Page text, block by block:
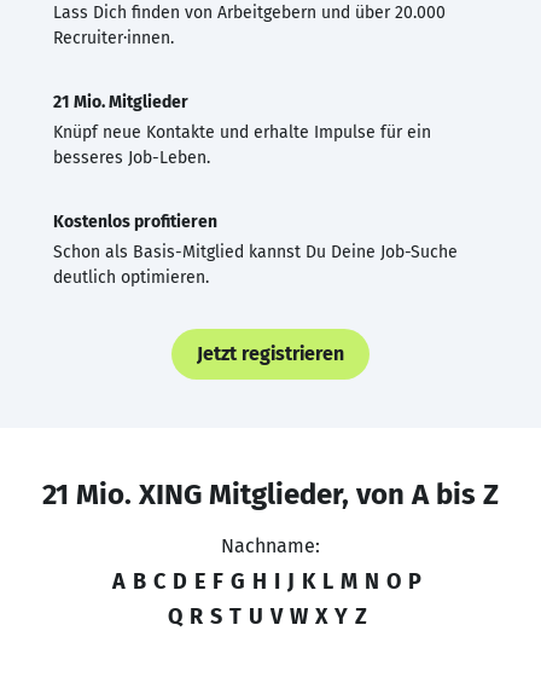
Lass Dich finden von Arbeitgebern und über 20.000
Recruiter·innen.
21 Mio. Mitglieder
Knüpf neue Kontakte und erhalte Impulse für ein
besseres Job-Leben.
Kostenlos profitieren
Schon als Basis-Mitglied kannst Du Deine Job-Suche
deutlich optimieren.
Jetzt registrieren
21 Mio. XING Mitglieder, von A bis Z
Nachname:
A B C D E F G H I J K L M N O P
Q R S T U V W X Y Z